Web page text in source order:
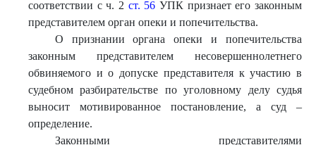
соответствии с ч. 2 ст. 56 УПК признает его законным
представителем орган опеки и попечительства.
О признании органа опеки и попечительства
законным представителем несовершеннолетнего
обвиняемого и о допуске представителя к участию в
судебном разбирательстве по уголовному делу судья
выносит мотивированное постановление, а суд –
определение.
Законными представителями